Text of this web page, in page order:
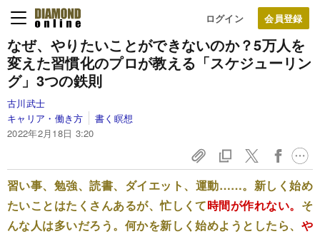
ログイン
なぜ、やりたいことができないのか？5万人を
変えた習慣化のプロが教える 「スケジューリン
グ」3つの鉄則
古川武士
キャリア・働き方
書く瞑想
2022年2月18日 3:20
習い事、勉強、読書、ダイエット、運動……。新しく始め
たいことはたくさんあるが、忙しくて時間が作れない。 そ
んな人は多いだろう。何かを新しく始めようとしたら、 や